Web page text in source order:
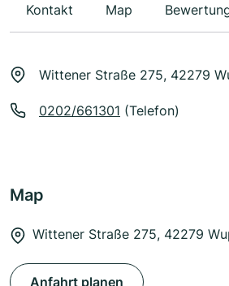
Kontakt Map
Wittener Straße 275, 42279
0202/661301 (Telefon)
Map
Wittener Straße 275, 42279
Anfahrt planen